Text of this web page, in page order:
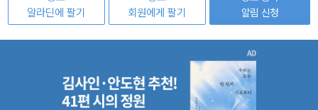
알라딘에 팔기
회원에게 팔기
알림 신청